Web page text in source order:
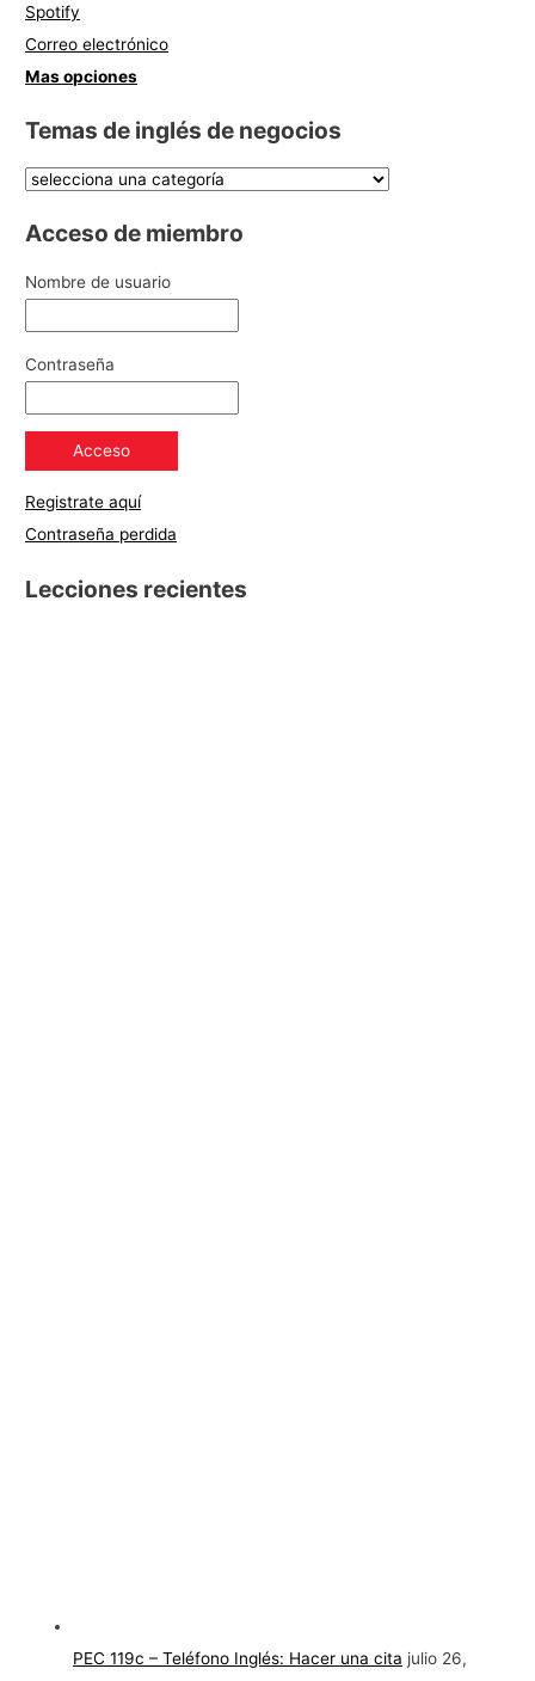
Spotify
Correo electrónico
Mas opciones
Temas de inglés de negocios
Acceso de miembro
Nombre de usuario
Contraseña
Registrate aquí
Contraseña perdida
Lecciones recientes
PEC 119c – Teléfono Inglés: Hacer una cita julio 26,